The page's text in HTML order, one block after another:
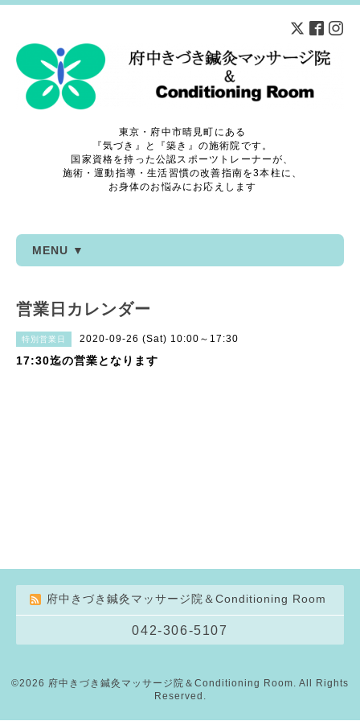
東京・府中市晴見町にある
『気づき』と『築き』の施術院です。
国家資格を持った公認スポーツトレーナーが、
施術・運動指導・生活習慣の改善指南を3本柱に、
お身体のお悩みにお応えします
MENU ▼
営業日カレンダー
特別営業日 2020-09-26 (Sat) 10:00～17:30
17:30迄の営業となります
府中きづき鍼灸マッサージ院＆Conditioning Room
042-306-5107
©2026 府中きづき鍼灸マッサージ院＆Conditioning Room . All Rights
Reserved.